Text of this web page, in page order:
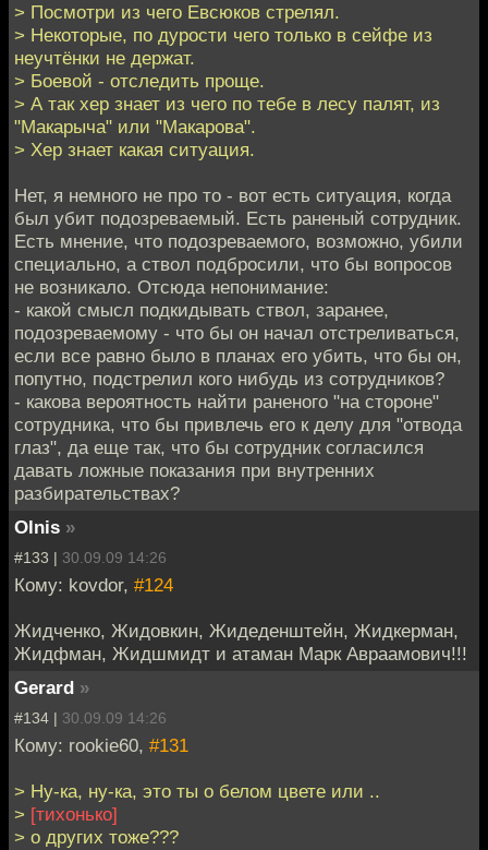
> Посмотри из чего Евсюков стрелял.
> Некоторые, по дурости чего только в сейфе из
неучтёнки не держат.
> Боевой - отследить проще.
> А так хер знает из чего по тебе в лесу палят, из
"Макарыча" или "Макарова".
> Хер знает какая ситуация.
Нет, я немного не про то - вот есть ситуация, когда
был убит подозреваемый. Есть раненый сотрудник.
Есть мнение, что подозреваемого, возможно, убили
специально, а ствол подбросили, что бы вопросов
не возникало. Отсюда непонимание:
- какой смысл подкидывать ствол, заранее,
подозреваемому - что бы он начал отстреливаться,
если все равно было в планах его убить, что бы он,
попутно, подстрелил кого нибудь из сотрудников?
- какова вероятность найти раненого "на стороне"
сотрудника, что бы привлечь его к делу для "отвода
глаз", да еще так, что бы сотрудник согласился
давать ложные показания при внутренних
разбирательствах?
Olnis »
#133 | 30.09.09 14:26
Кому: kovdor, #124
Жидченко, Жидовкин, Жидеденштейн, Жидкерман,
Жидфман, Жидшмидт и атаман Марк Авраамович!!!
Gerard »
#134 | 30.09.09 14:26
Кому: rookie60, #131
> Ну-ка, ну-ка, это ты о белом цвете или ..
> [тихонько]
> о других тоже???